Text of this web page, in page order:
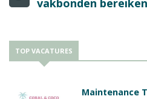
vakbonden
TOP VACATURES
Maintenance